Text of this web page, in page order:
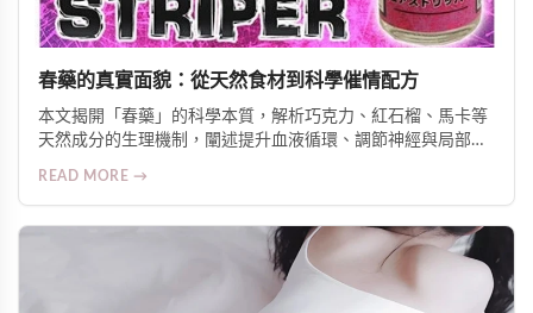
春藥的真實面貌：從天然食材到科學催情配方
本文揭開「春藥」的科學本質，解析巧克力、紅石榴、馬卡等
天然成分的生理機制，闡述提升血液循環、調節神經與局部升
READ MORE →